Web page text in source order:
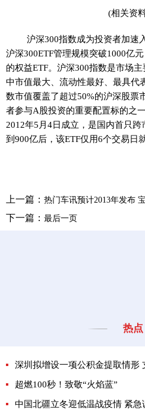
(相关资
沪深300指数成为投资者加速
沪深300ETF管理规模突破1000亿
的权益ETF。沪深300指数是市场
中市值最大、流动性最好、最具代
数市值覆盖了超过50%的沪深股票
者参与A股投资的重要配置标的之
2012年5月4日成立，是国内首只
到900亿后，该ETF仅用6个交易日
上一篇： 热门车讯预计2013年发布
下一篇： 最后一页
热点
深圳拟增设一项公积金提取情形
超燃100秒！致敬“火焰蓝”
中国北疆立冬迎低温战疫情 紧急